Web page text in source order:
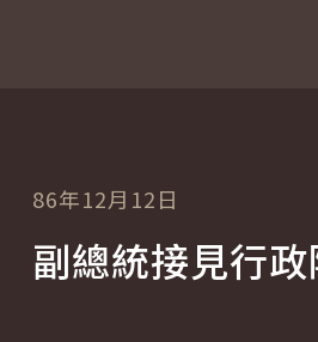
86年12月12日
副總統接見行